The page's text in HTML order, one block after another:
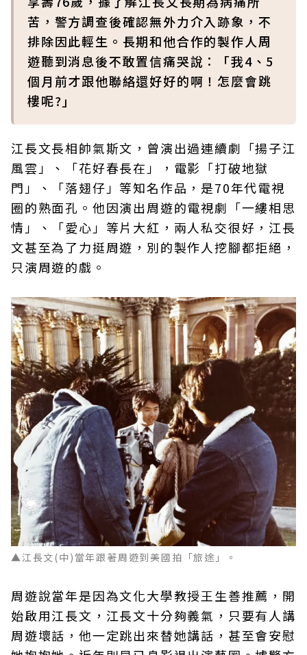
苦，警方調查後確認無外力介入跡象，不
排除因此輕生。長期和他合作的製作人周
遊聽到消息後不敢置信痛哭說：「我4、5
個月前才跟他聯絡還好好的啊！怎麼會跳
樓呢?」
江長文長相帥氣斯文，曾演出過連續劇「揚子江
風雲」、「花好春長在」，電影「打破地獄
門」、「落翅仔」等知名作品，是70年代電視
圈的熟面孔。他因演出周遊的電視劇「一縷相思
情」、「愛心」等片大紅，兩人私交很好，江長
文甚至為了力挺周遊，別的製作人挖腳都拒絕，
只演周遊的戲。
▲江長文(中)當年跟著周遊到美國拍「旅途」。
周遊說當年是因為文化大學教授王生善推薦，開
始啟用江長文，江長文十分夠義氣，只要有人講
周遊壞話，他一定跳出來替她講話，甚至會安慰